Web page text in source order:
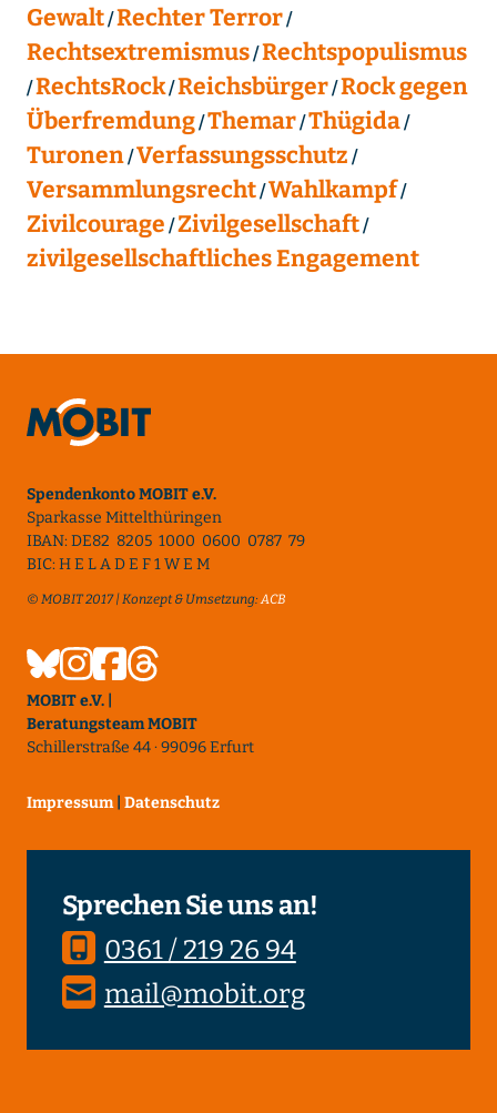
Gewalt Rechter Terror
Rechtsextremismus Rechtspopulismus
RechtsRock Reichsbürger Rock gegen
Überfremdung Themar Thügida
Turonen Verfassungsschutz
Versammlungsrecht Wahlkampf
Zivilcourage Zivilgesellschaft
zivilgesellschaftliches Engagement
Spendenkonto MOBIT e.V.
Sparkasse Mittelthüringen
IBAN: DE82 8205 1000 0600 0787 79
BIC: H E L A D E F 1 W E M
© MOBIT 2017 | Konzept & Umsetzung:ACB
MOBIT e.V. |
Beratungsteam MOBIT
Schillerstraße 44 · 99096 Erfurt
Impressum Datenschutz
Sprechen Sie uns an!
0361 / 219 26 94
mail@mobit.org